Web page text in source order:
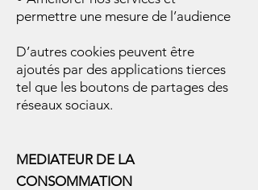
permettre une mesure de l’audience
D’autres cookies peuvent être
ajoutés par des applications tierces
tel que les boutons de partages des
réseaux sociaux.
MEDIATEUR DE LA
CONSOMMATION